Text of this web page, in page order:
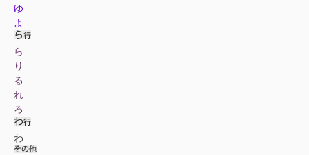
ゆ
よ
ら
り
る
れ
ろ
わ